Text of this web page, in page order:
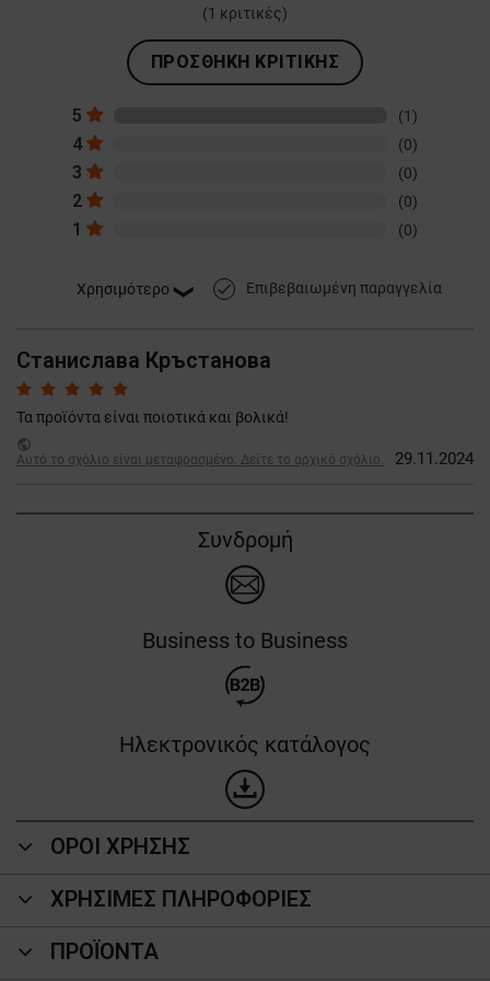
(1 κριτικές)
ΠΡΟΣΘΉΚΗ ΚΡΙΤΙΚΉΣ
5 (1)
4 (0)
3 (0)
2 (0)
1 (0)
done Επιβεβαιωμένη παραγγελία
Станислава Кръстанова
Τα προϊόντα είναι ποιοτικά και βολικά!
public
Αυτό το σχόλιο είναι μεταφρασμένο. Δείτε το αρχικό σχόλιο.
29.11.2024
Συνδρομή
Business to Business
Ηλεκτρονικός κατάλογος
ΟΡΟΙ ΧΡΗΣΗΣ
ΧΡΗΣΙΜΕΣ ΠΛΗΡΟΦΟΡΙΕΣ
ΠΡΟΪΌΝΤΑ